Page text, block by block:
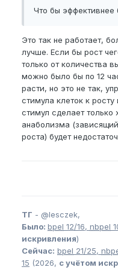
Что бы эффективнее
Это так не работает,
лучше. Если бы рост
только от количества
можно было бы по 12
расти, но это не так,
стимула клеток к
стимул сделает только
анаболизма
роста) будет
ТГ - @lesczek,
Было: bpel 12/16, nbpel
искривления)
Сейчас: bpel 21/25,
15 (2026, с учётом